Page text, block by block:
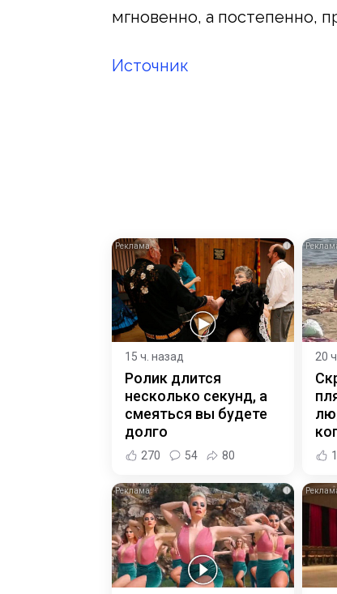
мгновенно, а постепенно,
Источник
i
15 ч. назад
Ролик длится
несколько секунд, а
смеяться вы будете
долго
270 54 80
20
i